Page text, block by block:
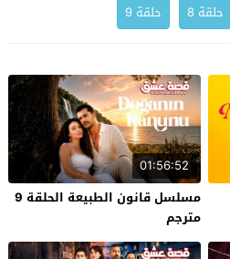
حلقة 8 حلقة 9
01:56:52
مسلسل قانون الطبيعة الحلقة 9
مترجم